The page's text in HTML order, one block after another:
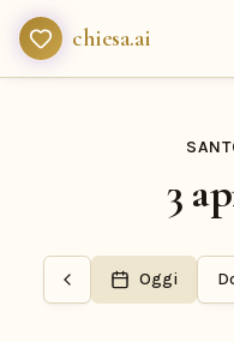
chiesa.ai
3
Oggi